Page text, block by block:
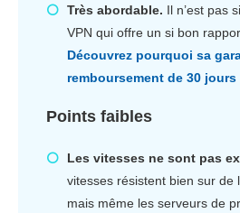
Très abordable. Il n’est pas
VPN qui offre un si bon
Découvrez pourquoi sa
remboursement de 30
Points faibles
Les vitesses ne sont pas
vitesses résistent bien sur de
mais même les serveurs de